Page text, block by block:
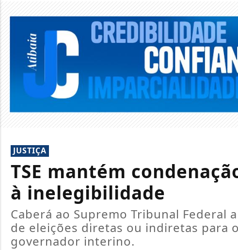
JUSTIÇA
TSE mantém
à inelegibilidade
Caberá ao Supremo Tribunal Federal
de eleições diretas ou indiretas para
governador interino.